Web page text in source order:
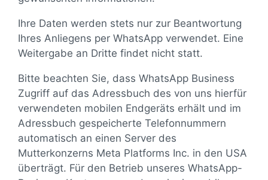
Ihre Daten werden stets nur zur Beantwortung
Ihres Anliegens per WhatsApp verwendet. Eine
Weitergabe an Dritte findet nicht statt.
Bitte beachten Sie, dass WhatsApp Business
Zugriff auf das Adressbuch des von uns hierfür
verwendeten mobilen Endgeräts erhält und im
Adressbuch gespeicherte Telefonnummern
automatisch an einen Server des
Mutterkonzerns Meta Platforms Inc. in den USA
überträgt. Für den Betrieb unseres WhatsApp-